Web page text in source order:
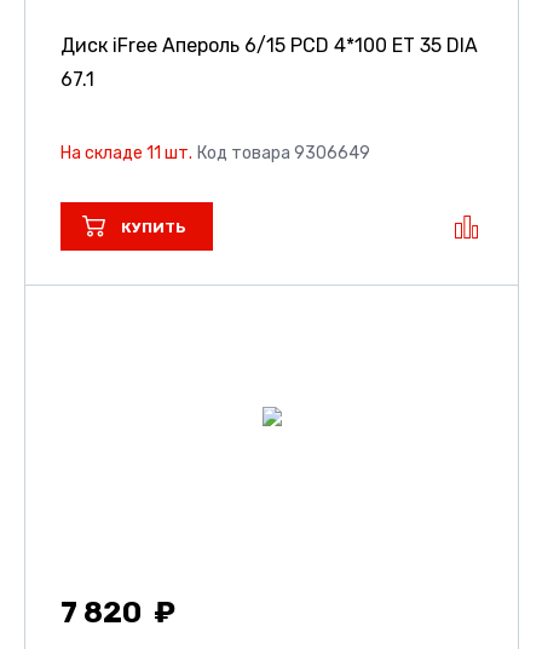
Диск iFree Апероль 6/15 PCD 4*100 ET 35 DIA
67.1
На складе 11 шт. Код товара 9306649
КУПИТЬ
7 820